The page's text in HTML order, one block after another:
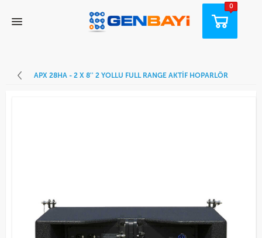
0
APX 28HA - 2 X 8'' 2 YOLLU FULL RANGE AKTIF HOPARLÖR